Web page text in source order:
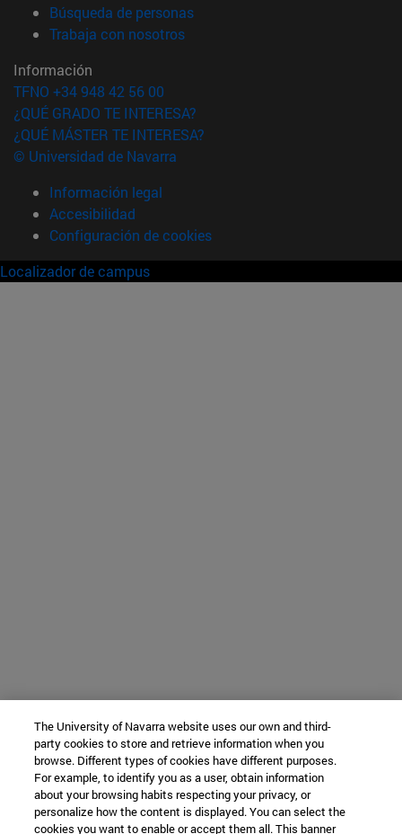
Búsqueda de personas(abre en nueva ventana)
Trabaja con nosotros(abre en nueva ventana)
Información
TFNO +34 948 42 56 00
¿QUÉ GRADO TE INTERESA?
¿QUÉ MÁSTER TE INTERESA?
© Universidad de Navarra
Información legal
Accesibilidad
Configuración de cookies
Localizador de campus
The University of Navarra website uses our own and third-
party cookies to store and retrieve information when you
browse. Different types of cookies have different purposes.
For example, to identify you as a user, obtain information
about your browsing habits respecting your privacy, or
personalize how the content is displayed. You can select the
cookies you want to enable or accept them all. This banner